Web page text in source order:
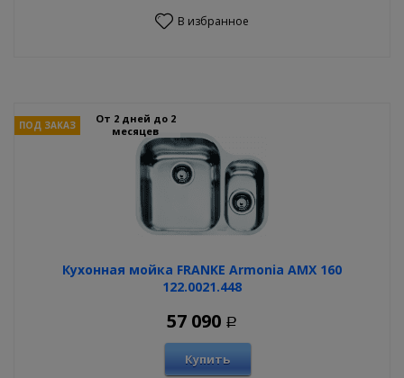
В избранное
Кухонная мойка FRANKE Armonia AMX 160
122.0021.448
ПОД ЗАКАЗ
От 2 дней до 2
месяцев
57 090 Р
Купить